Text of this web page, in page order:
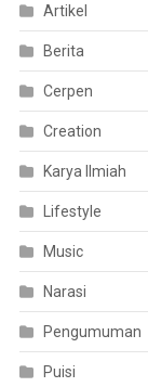
Artikel
Berita
Cerpen
Creation
Karya Ilmiah
Lifestyle
Music
Narasi
Pengumuman
Puisi